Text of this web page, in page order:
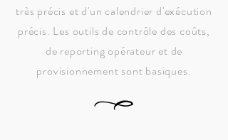
très précis et d'un calendrier d'exécution
précis. Les outils de contrôle des coûts,
de reporting opérateur et de
provisionnement sont basiques.